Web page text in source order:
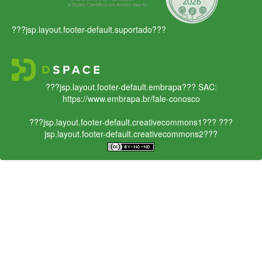
???jsp.layout.footer-default.suportado???
???jsp.layout.footer-default.embrapa??? SAC:
https://www.embrapa.br/fale-conosco
???jsp.layout.footer-default.creativecommons1??? ???
jsp.layout.footer-default.creativecommons2???